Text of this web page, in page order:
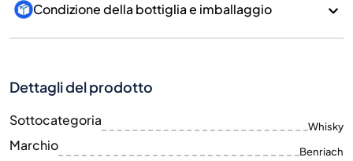
Condizione della bottiglia e imballaggio
Dettagli del prodotto
Sottocategoria Whisky
Marchio Benriach